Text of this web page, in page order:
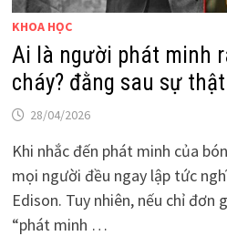
KHOA HỌC
Ai là người phát minh
cháy? đằng sau sự
28/04/2026
Khi nhắc đến phát minh của
mọi người đều ngay lập tức
Edison. Tuy nhiên, nếu chỉ đơn
“phát minh …